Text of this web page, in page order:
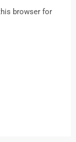
browser for